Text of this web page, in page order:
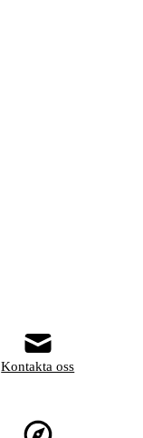
Kontakta oss